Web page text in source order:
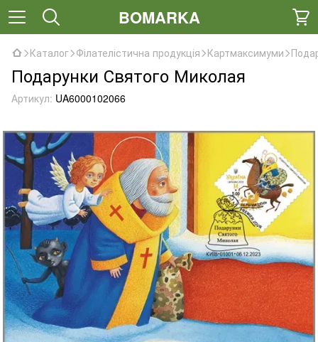
BOMARKA
Каталог Філателістична продукція Картмаксимуми
Подарунки Святого Миколая
Артикул: UA6000102066